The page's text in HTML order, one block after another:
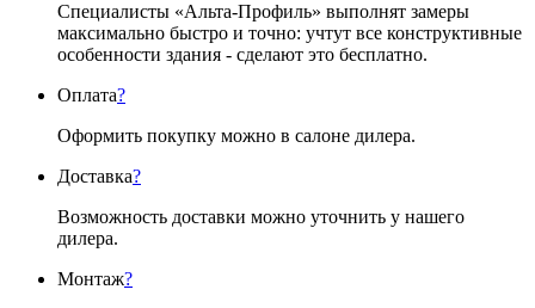
Специалисты «Альта-Профиль» выполнят замеры
максимально быстро и точно: учтут все конструктивные
особенности здания - сделают это бесплатно.
Оплата?
Оформить покупку можно в салоне дилера.
Доставка?
Возможность доставки можно уточнить у нашего
дилера.
Монтаж?